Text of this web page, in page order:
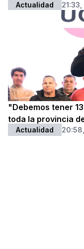
Actualidad
"Debemos tener
toda la provincia
Actualidad